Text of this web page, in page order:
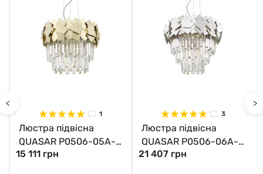
<
1
Люстра підвісна
QUASAR P0506-05A-
F4E3 Zuma Line
15 111 грн
3
Люстра підвісна
QUASAR P0506-06A-
F4AC Zuma Line хром
21 407 грн
>